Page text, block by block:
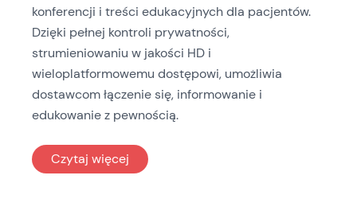
konferencji i treści edukacyjnych dla pacjentów.
Dzięki pełnej kontroli prywatności,
strumieniowaniu w jakości HD i
wieloplatformowemu dostępowi, umożliwia
dostawcom łączenie się, informowanie i
edukowanie z pewnością.
Czytaj więcej : Opieka zdrowotna